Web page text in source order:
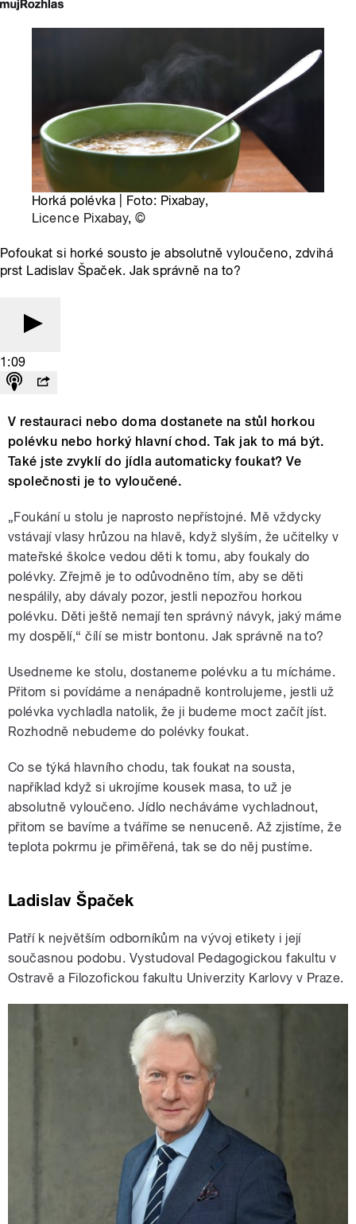
Horká polévka | Foto: Pixabay,
Licence Pixabay,©
Pofoukat si horké sousto je absolutně vyloučeno, zdvihá
prst Ladislav Špaček. Jak správně na to?
1:09
V restauraci nebo doma dostanete na stůl horkou
polévku nebo horký hlavní chod. Tak jak to má být.
Také jste zvyklí do jídla automaticky foukat? Ve
společnosti je to vyloučené.
„Foukání u stolu je naprosto nepřístojné. Mě vždycky
vstávají vlasy hrůzou na hlavě, když slyším, že učitelky v
mateřské školce vedou děti k tomu, aby foukaly do
polévky. Zřejmě je to odůvodněno tím, aby se děti
nespálily, aby dávaly pozor, jestli nepozřou horkou
polévku. Děti ještě nemají ten správný návyk, jaký máme
my dospělí,“ čílí se mistr bontonu. Jak správně na to?
Usedneme ke stolu, dostaneme polévku a tu mícháme.
Přitom si povídáme a nenápadně kontrolujeme, jestli už
polévka vychladla natolik, že ji budeme moct začít jíst.
Rozhodně nebudeme do polévky foukat.
Co se týká hlavního chodu, tak foukat na sousta,
například když si ukrojíme kousek masa, to už je
absolutně vyloučeno. Jídlo necháváme vychladnout,
přitom se bavíme a tváříme se nenuceně. Až zjistíme, že
teplota pokrmu je přiměřená, tak se do něj pustíme.
Ladislav Špaček
Patří k největším odborníkům na vývoj etikety i její
současnou podobu. Vystudoval Pedagogickou fakultu v
Ostravě a Filozofickou fakultu Univerzity Karlovy v Praze.